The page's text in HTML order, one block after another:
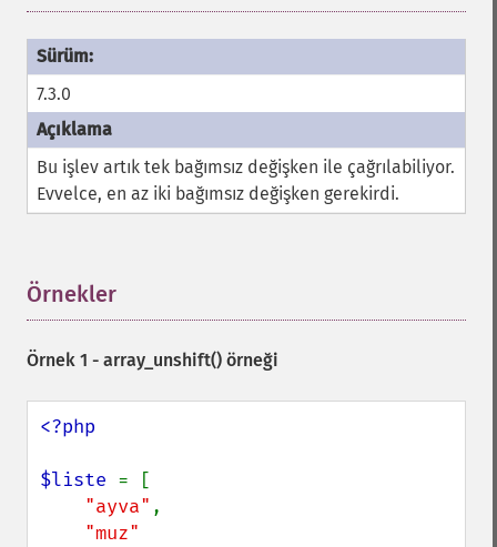
7.3.0
Bu işlev artık tek bağımsız değişken ile çağrılabiliyor.
Evvelce, en az iki bağımsız değişken gerekirdi.
Örnekler
Örnek 1 - array_unshift() örneği
<?php
$liste = [
"ayva" ,